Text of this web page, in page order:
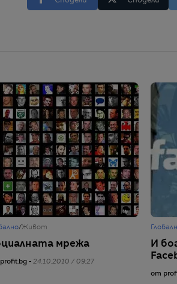
/Живот
мрежа
- 24.10.2010 / 09:27
И
от